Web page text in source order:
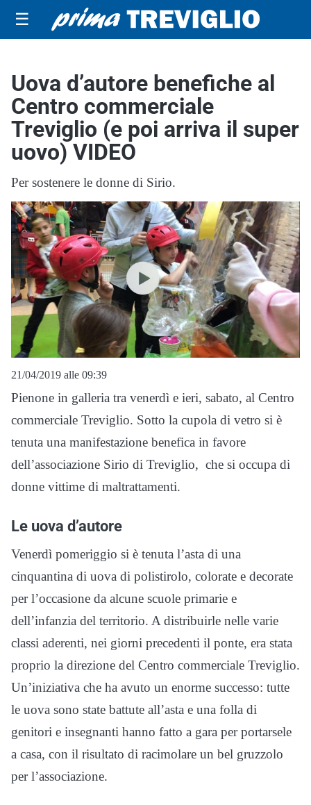
☰
Uova d’autore benefiche al
Centro commerciale
Treviglio (e poi arriva il super
uovo) VIDEO
Per sostenere le donne di Sirio.
21/04/2019 alle 09:39
Pienone in galleria tra venerdì e ieri, sabato, al Centro
commerciale Treviglio. Sotto la cupola di vetro si è
tenuta una manifestazione benefica in favore
dell’associazione Sirio di Treviglio, che si occupa di
donne vittime di maltrattamenti.
Le uova d’autore
Venerdì pomeriggio si è tenuta l’asta di una
cinquantina di uova di polistirolo, colorate e decorate
per l’occasione da alcune scuole primarie e
dell’infanzia del territorio. A distribuirle nelle varie
classi aderenti, nei giorni precedenti il ponte, era stata
proprio la direzione del Centro commerciale Treviglio.
Un’iniziativa che ha avuto un enorme successo: tutte
le uova sono state battute all’asta e una folla di
genitori e insegnanti hanno fatto a gara per portarsele
a casa, con il risultato di racimolare un bel gruzzolo
per l’associazione.